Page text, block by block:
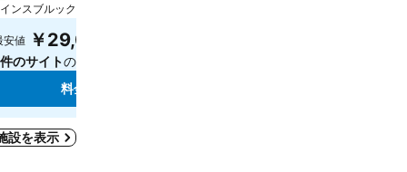
インスブルック, 街の中心まで0.4 km
安値 ￥29,076
のサイトの料金を表示
料金を表示
設を表示